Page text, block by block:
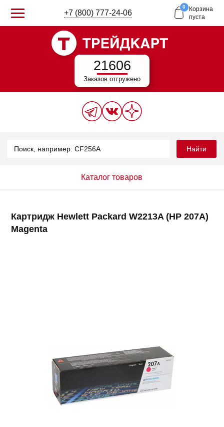
+7 (800) 777-24-06
0
Корзина
пуста
21606
Заказов отгружено
Найти
Каталог товаров
Картридж Hewlett Packard W2213A (HP 207A)
Magenta